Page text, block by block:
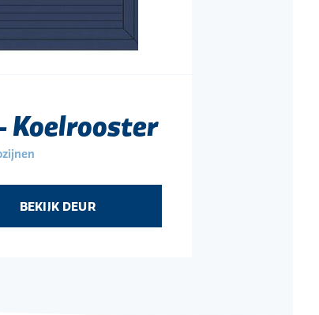
Koelrooster
BEKIJK DEUR